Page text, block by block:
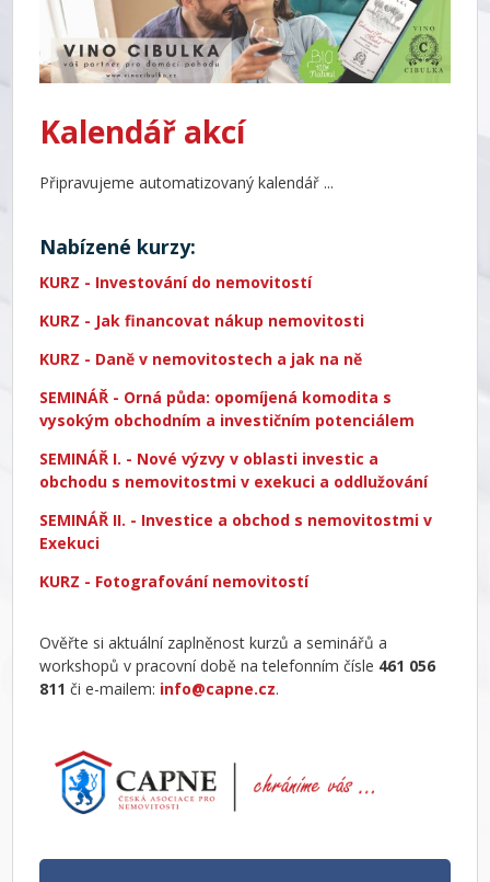
Kalendář akcí
Připravujeme automatizovaný kalendář ...
Nabízené kurzy:
KURZ - Investování do nemovitostí
KURZ - Jak financovat nákup nemovitosti
KURZ - Daně v nemovitostech a jak na ně
SEMINÁŘ - Orná půda: opomíjená komodita s
vysokým obchodním a investičním potenciálem
SEMINÁŘ I. - Nové výzvy v oblasti investic a
obchodu s nemovitostmi v exekuci a oddlužování
SEMINÁŘ II. - Investice a obchod s nemovitostmi v
Exekuci
KURZ - Fotografování nemovitostí
Ověřte si aktuální zaplněnost kurzů a seminářů a
workshopů v pracovní době na telefonním čísle 461 056
811 či e-mailem: info@capne.cz.